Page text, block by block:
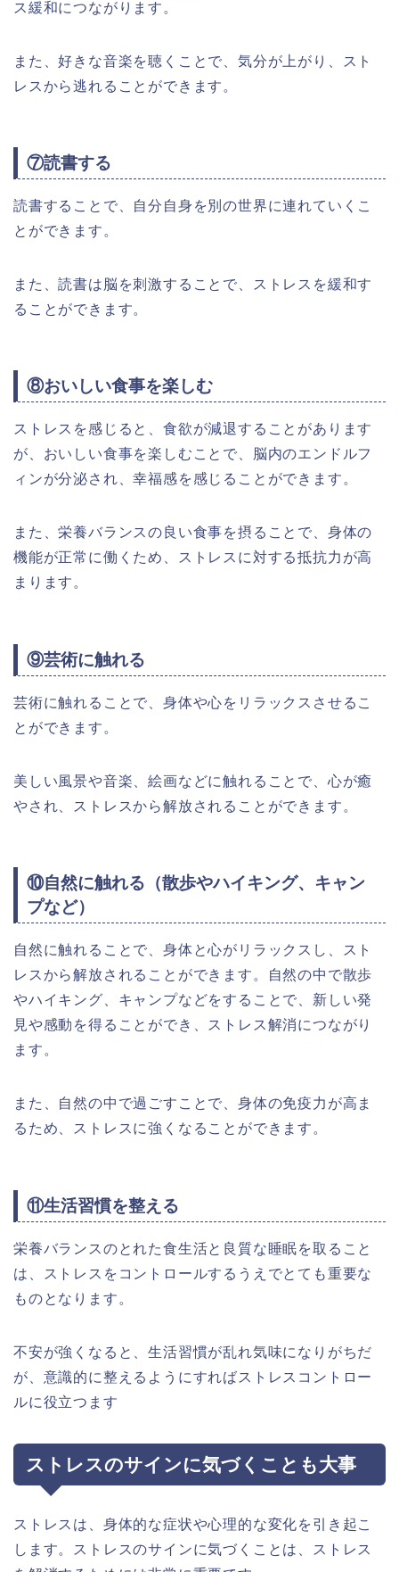
ス緩和につながります。
また、好きな音楽を聴くことで、気分が上がり、スト
レスから逃れることができます。
⑦読書する
読書することで、自分自身を別の世界に連れていくこ
とができます。
また、読書は脳を刺激することで、ストレスを緩和す
ることができます。
⑧おいしい食事を楽しむ
ストレスを感じると、食欲が減退することがあります
が、おいしい食事を楽しむことで、脳内のエンドルフ
ィンが分泌され、幸福感を感じることができます。
また、栄養バランスの良い食事を摂ることで、身体の
機能が正常に働くため、ストレスに対する抵抗力が高
まります。
⑨芸術に触れる
芸術に触れることで、身体や心をリラックスさせるこ
とができます。
美しい風景や音楽、絵画などに触れることで、心が癒
やされ、ストレスから解放されることができます。
⑩自然に触れる（散歩やハイキング、キャン
プなど）
自然に触れることで、身体と心がリラックスし、スト
レスから解放されることができます。自然の中で散歩
やハイキング、キャンプなどをすることで、新しい発
見や感動を得ることができ、ストレス解消につながり
ます。
また、自然の中で過ごすことで、身体の免疫力が高ま
るため、ストレスに強くなることができます。
⑪生活習慣を整える
栄養バランスのとれた食生活と良質な睡眠を取ること
は、ストレスをコントロールするうえでとても重要な
ものとなります。
不安が強くなると、生活習慣が乱れ気味になりがちだ
が、意識的に整えるようにすればストレスコントロー
ルに役立つます
ストレスのサインに気づくことも大事
ストレスは、身体的な症状や心理的な変化を引き起こ
します。ストレスのサインに気づくことは、ストレス